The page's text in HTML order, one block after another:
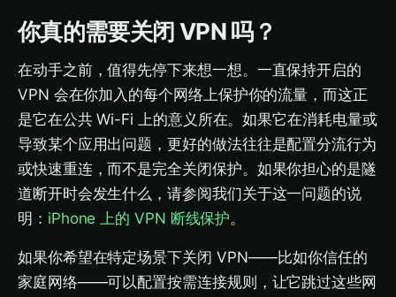
你真的需要关闭 VPN 吗？
在动手之前，值得先停下来想一想。一直保持开启的
VPN 会在你加入的每个网络上保护你的流量，而这正
是它在公共 Wi-Fi 上的意义所在。如果它在消耗电量或
导致某个应用出问题，更好的做法往往是配置分流行为
或快速重连，而不是完全关闭保护。如果你担心的是隧
道断开时会发生什么，请参阅我们关于这一问题的说
明： iPhone 上的 VPN 断线保护。
如果你希望在特定场景下关闭 VPN——比如你信任的
家庭网络——可以配置按需连接规则，让它跳过这些网